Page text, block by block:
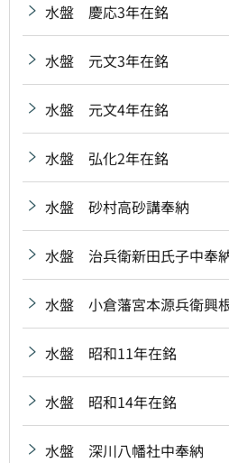
水盤 慶応3年在銘
水盤 元文3年在銘
水盤 元文4年在銘
水盤 弘化2年在銘
水盤 砂村高砂講奉納
水盤 治兵衛新田氏子中奉
水盤 小倉藩宮本源兵衛興
水盤 昭和11年在銘
水盤 昭和14年在銘
水盤 深川八幡社中奉納